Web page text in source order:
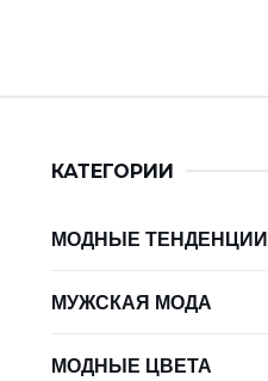
КАТЕГОРИИ
МОДНЫЕ ТЕНДЕНЦИИ
МУЖСКАЯ МОДА
МОДНЫЕ ЦВЕТА